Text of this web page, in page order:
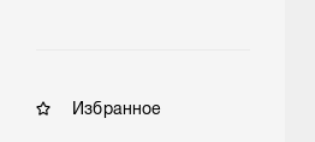
Избранное